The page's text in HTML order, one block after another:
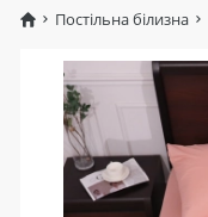
Постільна білизна